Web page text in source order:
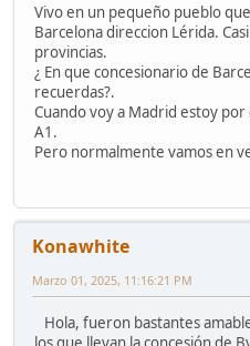
Vivo en un pequeño pueblo
Barcelona direccion Lérida.
provincias.
¿ En que concesionario de
recuerdas?.
Cuando voy a Madrid estoy
A1.
Pero normalmente vamos en
Konawhite
Marzo 01, 2025, 11:16:21 PM
Hola, fueron bastantes